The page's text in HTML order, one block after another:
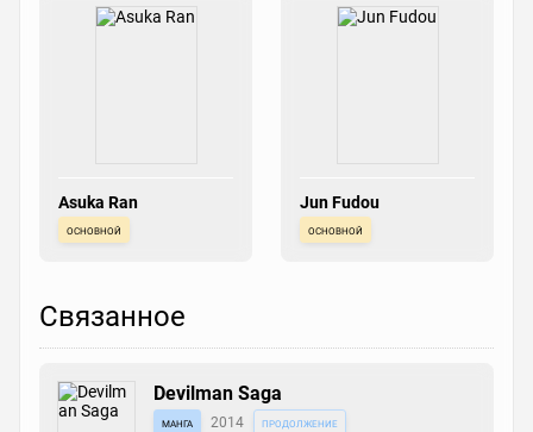
Asuka Ran
основной
Jun Fudou
основной
Связанное
Devilman Saga
манга 2014 продолжение